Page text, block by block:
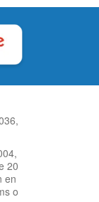
20
en
o